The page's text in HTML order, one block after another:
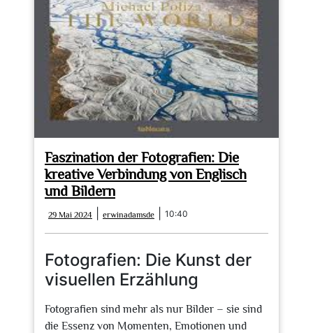
Faszination der Fotografien: Die
kreative Verbindung von Englisch
und Bildern
29 Mai 2024
Mai
2024
erwinadamsde erwinadamsde
10:40
Fotografien: Die Kunst der
visuellen Erzählung
Fotografien sind mehr als nur Bilder – sie sind
die Essenz von Momenten, Emotionen und